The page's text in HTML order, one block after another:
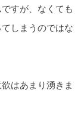
すが、なくても
しまうのではな
はあまり湧きま